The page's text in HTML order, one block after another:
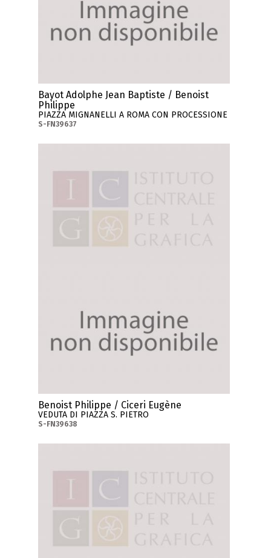
Bayot Adolphe Jean Baptiste / Benoist
Philippe
PIAZZA MIGNANELLI A ROMA CON PROCESSIONE
S-FN39637
Benoist Philippe / Ciceri Eugène
VEDUTA DI PIAZZA S. PIETRO
S-FN39638